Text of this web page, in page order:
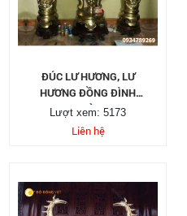
ĐÚC LƯ HƯƠNG, LƯ
HƯƠNG ĐỒNG ĐÌNH
CHÙA
Lượt xem: 5173
Liên hệ